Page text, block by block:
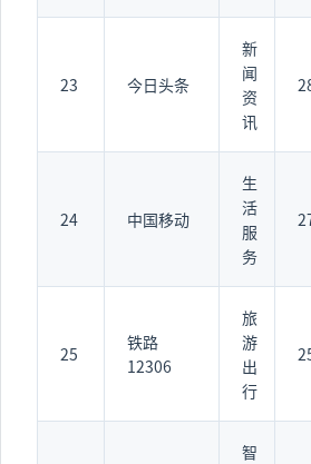
23 今日头条
新
闻
资
讯
24 中国移动
生
活
服
务
25
铁路
12306
旅
游
出
行
智